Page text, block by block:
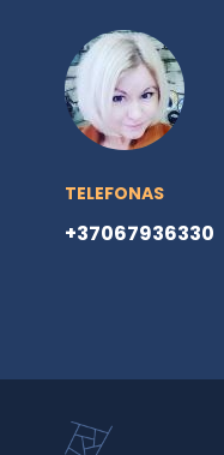
TELEFONAS
+37067936330